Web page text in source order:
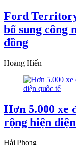
Ford
bổ sung công
đồng
Hoàng Hiển
Hơn 5.000 xe
rộng hiện
Hải Phong